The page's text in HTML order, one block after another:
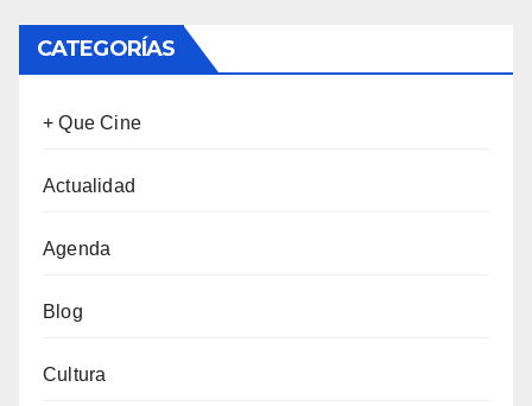
CATEGORÍAS
+ Que Cine
Actualidad
Agenda
Blog
Cultura